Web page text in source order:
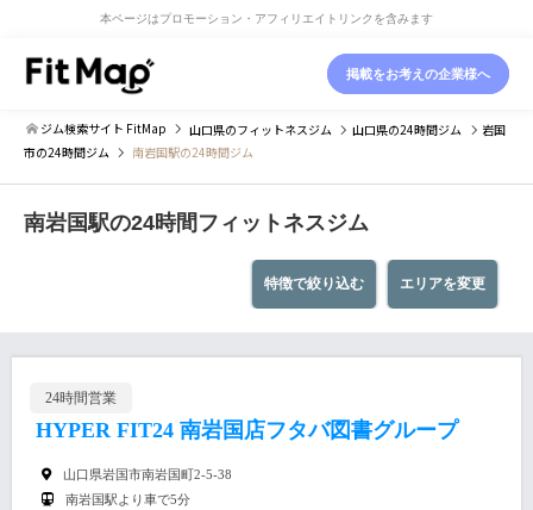
本ページはプロモーション・アフィリエイトリンクを含みます
掲載をお考えの企業様へ
ジム検索サイト FitMap 山口県のフィットネスジム 山口県の24時間ジム
岩国
市の24時間ジム 南岩国駅の24時間ジム
南岩国駅の24時間フィットネスジム
エリアを変更
特徴で絞り込む
24時間営業
HYPER FIT24 南岩国店フタバ図書グループ
山口県岩国市南岩国町2-5-38
南岩国駅より車で5分